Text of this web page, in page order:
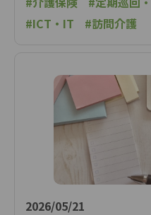
#ICT・IT
#訪問介護
2026/05/21